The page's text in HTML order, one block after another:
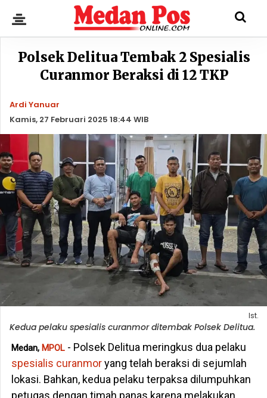
Polsek Delitua Tembak 2 Spesialis
Curanmor Beraksi di 12 TKP
Ardi Yanuar
Kamis, 27 Februari 2025 18:44 WIB
Ist.
Kedua pelaku spesialis curanmor ditembak Polsek Delitua.
Medan, MPOL- Polsek Delitua meringkus dua pelaku
spesialis curanmoryang telah beraksi di sejumlah
lokasi. Bahkan, kedua pelaku terpaksa dilumpuhkan